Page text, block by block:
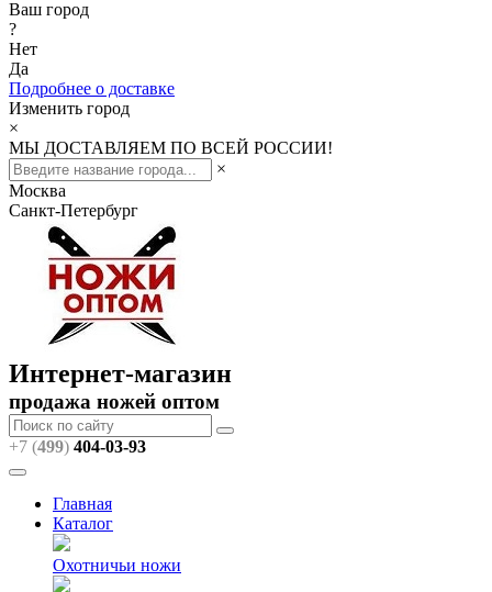
Ваш город
?
Нет
Да
Подробнее о доставке
Изменить город
×
МЫ ДОСТАВЛЯЕМ ПО ВСЕЙ РОССИИ!
×
Москва
Санкт-Петербург
Интернет-магазин
продажа ножей оптом
+7 (499) 404-03-93
Главная
Каталог
Охотничьи ножи